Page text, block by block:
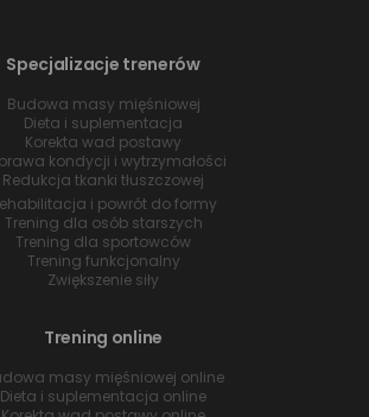
Specjalizacje trenerów
Budowa masy mięśniowej
Dieta i suplementacja
Korekta wad postawy
kondycji i wytrzymałości
Redukcja tkanki tłuszczowej
i powrót do formy
Trening dla osób starszych
Trening dla sportowców
Trening funkcjonalny
Zwiększenie siły
Trening online
masy mięśniowej online
Dieta i suplementacja online